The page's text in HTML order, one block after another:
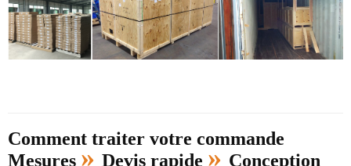
Comment traiter votre commande
Mesures » Devis rapide » Conception